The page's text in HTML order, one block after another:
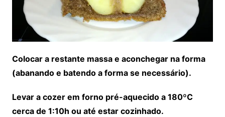
Colocar a restante massa e aconchegar na forma
(abanando e batendo a forma se necessário).
Levar a cozer em forno pré-aquecido a 180ºC
cerca de 1:10h ou até estar cozinhado.